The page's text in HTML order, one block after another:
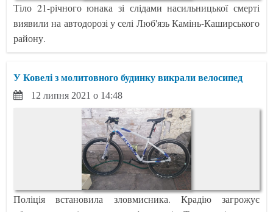
Тіло 21-річного юнака зі слідами насильницької смерті
виявили на автодорозі у селі Люб'язь Камінь-Каширського
району.
У Ковелі з молитовного будинку викрали велосипед
12 липня 2021 о 14:48
Поліція встановила зловмисника. Крадію загрожує